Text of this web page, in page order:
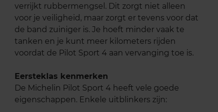
verrijkt rubbermengsel. Dit zorgt niet alleen
voor je veiligheid, maar zorgt er tevens voor dat
de band zuiniger is. Je hoeft minder vaak te
tanken en je kunt meer kilometers rijden
voordat de Pilot Sport 4 aan vervanging toe is.
Eersteklas kenmerken
De Michelin Pilot Sport 4 heeft vele goede
eigenschappen. Enkele uitblinkers zijn: